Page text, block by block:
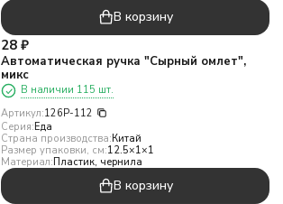
В корзину
28 ₽
Автоматическая ручка "Сырный омлет",
микс
В наличии 115 шт.
Артикул:126P-112
Серия:Еда
Страна производства:Китай
Размер упаковки, см:12.5×1×1
Материал:Пластик, чернила
В корзину